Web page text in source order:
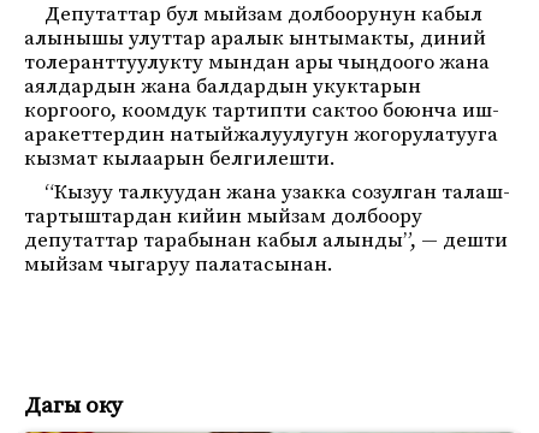
Депутаттар бул мыйзам долбоорунун кабыл
алынышы улуттар аралык ынтымакты, диний
толеранттуулукту мындан ары чыңдоого жана
аялдардын жана балдардын укуктарын
коргоого, коомдук тартипти сактоо боюнча иш-
аракеттердин натыйжалуулугун жогорулатууга
кызмат кылаарын белгилешти.
“Кызуу талкуудан жана узакка созулган талаш-
тартыштардан кийин мыйзам долбоору
депутаттар тарабынан кабыл алынды”, — дешти
мыйзам чыгаруу палатасынан.
Дагы оку